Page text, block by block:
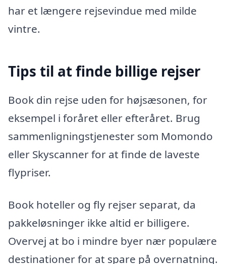
har et længere rejsevindue med milde
vintre.
Tips til at finde billige rejser
Book din rejse uden for højsæsonen, for
eksempel i foråret eller efteråret. Brug
sammenligningstjenester som Momondo
eller Skyscanner for at finde de laveste
flypriser.
Book hoteller og fly rejser separat, da
pakkeløsninger ikke altid er billigere.
Overvej at bo i mindre byer nær populære
destinationer for at spare på overnatning.